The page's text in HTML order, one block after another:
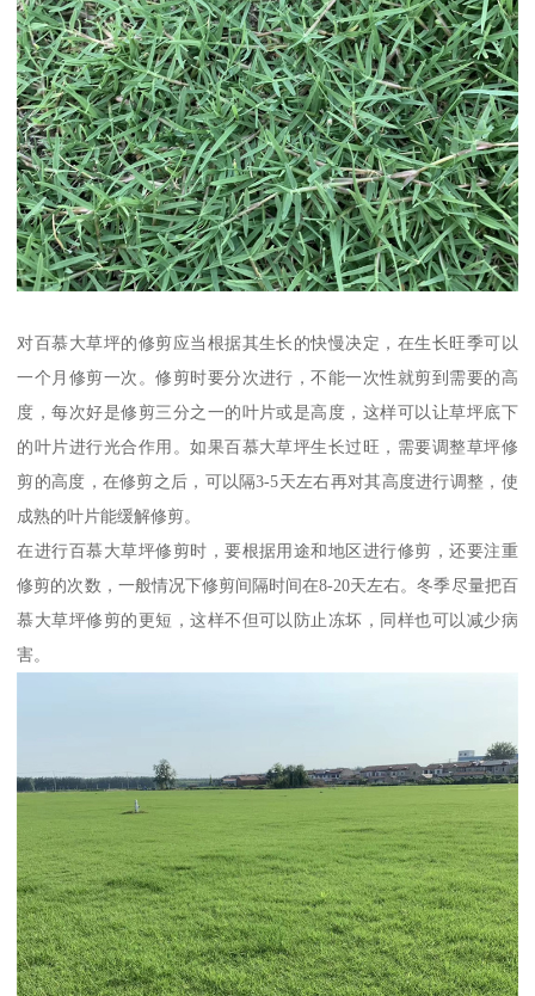
对百慕大草坪的修剪应当根据其生长的快慢决定，在生长旺季可以
一个月修剪一次。修剪时要分次进行，不能一次性就剪到需要的高
度，每次好是修剪三分之一的叶片或是高度，这样可以让草坪底下
的叶片进行光合作用。如果百慕大草坪生长过旺，需要调整草坪修
剪的高度，在修剪之后，可以隔3-5天左右再对其高度进行调整，使
成熟的叶片能缓解修剪。
在进行百慕大草坪修剪时，要根据用途和地区进行修剪，还要注重
修剪的次数，一般情况下修剪间隔时间在8-20天左右。冬季尽量把百
慕大草坪修剪的更短，这样不但可以防止冻坏，同样也可以减少病
害。